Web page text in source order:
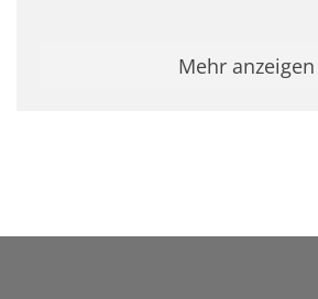
Mehr anzeigen